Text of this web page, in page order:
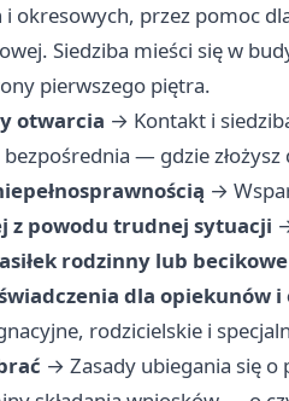
i okresowych, przez pomoc
Siedziba mieści się w
pierwszego piętra.
otwarcia → Kontakt i
bezpośrednia — gdzie
→
z powodu trudnej sytuacji
rodzinny lub becikowe
dla opiekunów
rodzicielskie i
→ Zasady ubiegania się o